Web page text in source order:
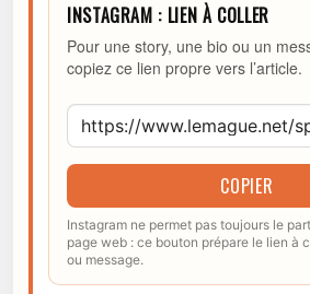
INSTAGRAM : LIEN À COLLER
Pour une story, une bio ou un
copiez ce lien propre vers l’article.
COPIER
Instagram ne permet pas toujours le
page web : ce bouton prépare le lien à
ou message.